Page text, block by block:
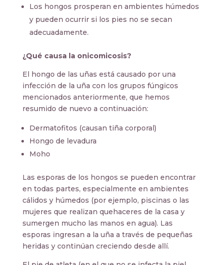
Los hongos prosperan en ambientes húmedos
y pueden ocurrir si los pies no se secan
adecuadamente.
¿Qué causa la onicomicosis?
El hongo de las uñas está causado por una
infección de la uña con los grupos fúngicos
mencionados anteriormente, que hemos
resumido de nuevo a continuación:
Dermatofitos (causan tiña corporal)
Hongo de levadura
Moho
Las esporas de los hongos se pueden encontrar
en todas partes, especialmente en ambientes
cálidos y húmedos (por ejemplo, piscinas o las
mujeres que realizan quehaceres de la casa y
sumergen mucho las manos en agua). Las
esporas ingresan a la uña a través de pequeñas
heridas y continúan creciendo desde allí.